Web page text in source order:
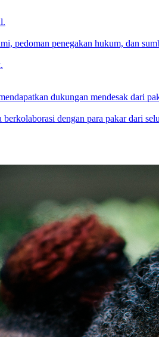
pedoman penegakan hukum, dan
dukungan mendesak dari
dengan para pakar dari